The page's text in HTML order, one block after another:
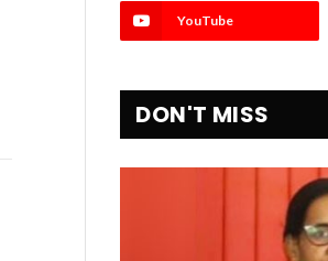
YouTube
DON'T MISS